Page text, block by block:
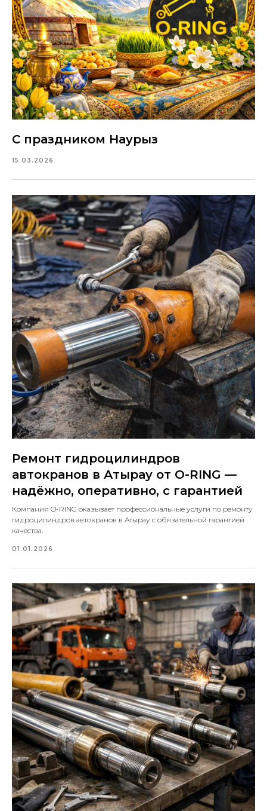
С праздником Наурыз
15.03.2026
Ремонт гидроцилиндров
автокранов в Атырау от O-RING —
надёжно, оперативно, с гарантией
Компания O-RING оказывает профессиональные услуги по ремонту
гидроцилиндров автокранов в Атырау с обязательной гарантией
качества.
01.01.2026